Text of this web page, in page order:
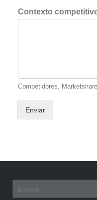
Contexto
Competidores,
Enviar